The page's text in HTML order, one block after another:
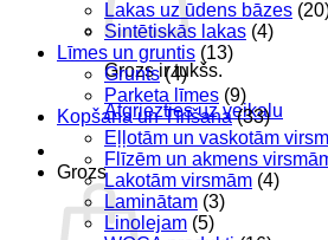
Grozs ir tukšs.
Atgriezties uz veikalu
Grozs
Lakas uz ūdens bāzes
Sintētiskās lakas (4)
Līmes un gruntis (13)
Grunts (4)
Parketa līmes (9)
Kopšana un Tīrīšana (33)
Eļļotām un vaskotām
Flīzēm un akmens
Lakotām virsmām (4)
Laminātam (3)
Linolejam (5)